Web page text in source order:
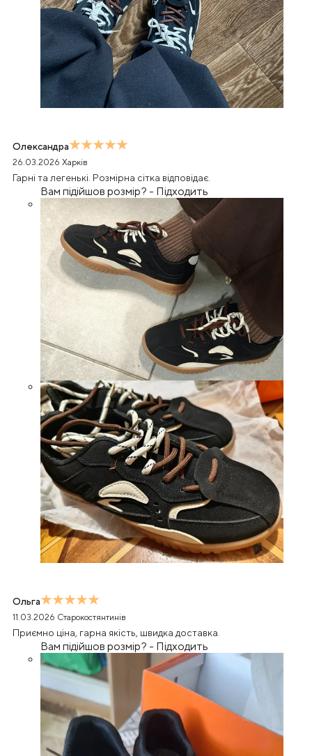
Олександра
26.03.2026 Харків
Гарні та легенькі. Розмірна сітка відповідає.
Вам підійшов розмір? - Підходить
Ольга
11.03.2026 Старокостянтинів
Приємно ціна, гарна якість, швидка доставка.
Вам підійшов розмір? - Підходить